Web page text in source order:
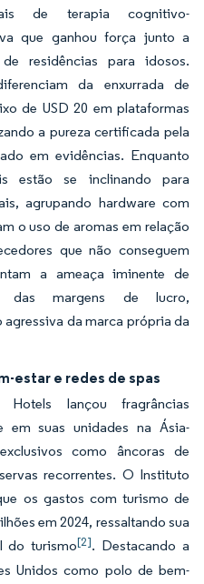
de terapia cognitivo-
que ganhou força junto a
residências para idosos.
da enxurrada de
de USD 20 em plataformas
a pureza certificada pela
em evidências. Enquanto
estão se inclinando para
agrupando hardware com
o uso de aromas em relação
que não conseguem
a ameaça iminente de
das margens de lucro,
da marca própria da
estar e redes de spas
lançou fragrâncias
em suas unidades na Ásia-
como âncoras de
recorrentes. O Instituto
os gastos com turismo de
em 2024, ressaltando sua
do turismo[2]. Destacando a
Unidos como polo de bem-